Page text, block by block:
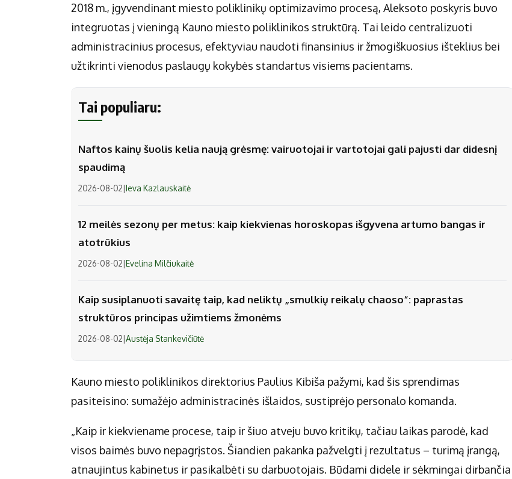
2018 m., įgyvendinant miesto poliklinikų optimizavimo procesą, Aleksoto poskyris buvo
integruotas į vieningą Kauno miesto poliklinikos struktūrą. Tai leido centralizuoti
administracinius procesus, efektyviau naudoti finansinius ir žmogiškuosius išteklius bei
užtikrinti vienodus paslaugų kokybės standartus visiems pacientams.
Tai populiaru:
Naftos kainų šuolis kelia naują grėsmę: vairuotojai ir vartotojai gali pajusti dar didesnį
spaudimą
2026-08-02|Ieva Kazlauskaitė
12 meilės sezonų per metus: kaip kiekvienas horoskopas išgyvena artumo bangas ir
atotrūkius
2026-08-02|Evelina Milčiukaitė
Kaip susiplanuoti savaitę taip, kad neliktų „smulkių reikalų chaoso“: paprastas
struktūros principas užimtiems žmonėms
2026-08-02|Austėja Stankevičiūtė
Kauno miesto poliklinikos direktorius Paulius Kibiša pažymi, kad šis sprendimas
pasiteisino: sumažėjo administracinės išlaidos, sustiprėjo personalo komanda.
„Kaip ir kiekviename procese, taip ir šiuo atveju buvo kritikų, tačiau laikas parodė, kad
visos baimės buvo nepagrįstos. Šiandien pakanka pažvelgti į rezultatus – turimą įrangą,
atnaujintus kabinetus ir pasikalbėti su darbuotojais. Būdami didele ir sėkmingai dirbančia